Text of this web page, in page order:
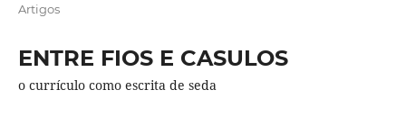
Artigos
ENTRE FIOS E CASULOS
o currículo como escrita de seda